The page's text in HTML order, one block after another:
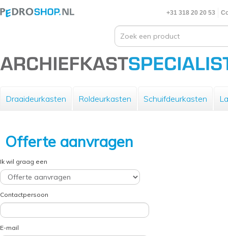
+31 318 20 20 53
Draaideurkasten Roldeurkasten Schuifdeurkasten
Offerte aanvragen
Ik wil graag een
Contactpersoon
E-mail